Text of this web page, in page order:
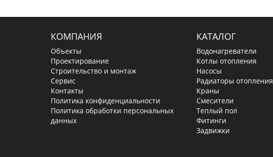
КОМПАНИЯ
Объекты
Проектирование
Строительство и монтаж
Сервис
Контакты
Политика конфиденциальности
Политика обработки персональных
данных
КАТАЛОГ
Водонагреватели
Котлы отопления
Насосы
Радиаторы отопления
Краны
Смесители
Теплый пол
Фитинги
Задвижки